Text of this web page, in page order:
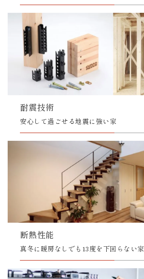
耐震技術
安心して過ごせる地震に強い家
断熱性能
真冬に暖房なしでも13度を下回らない家